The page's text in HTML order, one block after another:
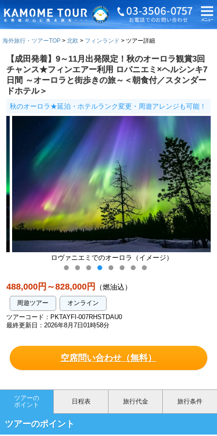
海外旅行・ツアーTOP 北欧 フィンランド ツアー詳細
【成田発着】9～11月出発限定！秋のオーロラ観賞3回
チャンス★フィンエアー利用 ロバニエミ×ヘルシンキ7
日間 ～オーロラと街歩きの旅～＜朝食付／スタンダー
ドホテル＞
秋のオーロラ★延泊・ホテルランク変更・周遊アレンジも可能！
ロヴァニエミでのオーロラ（イメージ）
488,000円～828,000円 （燃油込）
周遊ツアー
オンライン
ツアーコード：PKTAYFI-007RHSTDAU0
最終更新日：2026年8月7日01時58分
空席問い合わせ（無料）
ツアーの
ポイント
日程表 旅行代金 旅行条件
ツアーのポイント